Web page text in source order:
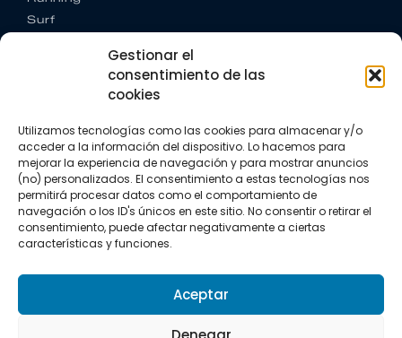
Gestionar el
consentimiento de las
cookies
Utilizamos tecnologías como las cookies para almacenar y/o
acceder a la información del dispositivo. Lo hacemos para
mejorar la experiencia de navegación y para mostrar anuncios
(no) personalizados. El consentimiento a estas tecnologías nos
permitirá procesar datos como el comportamiento de
navegación o los ID's únicos en este sitio. No consentir o retirar el
consentimiento, puede afectar negativamente a ciertas
características y funciones.
Aceptar
Surf
CONTACTO
+34 662 342 177
info@vkssport.com
SÍGUENOS
Política de privacidad
Política de cookies